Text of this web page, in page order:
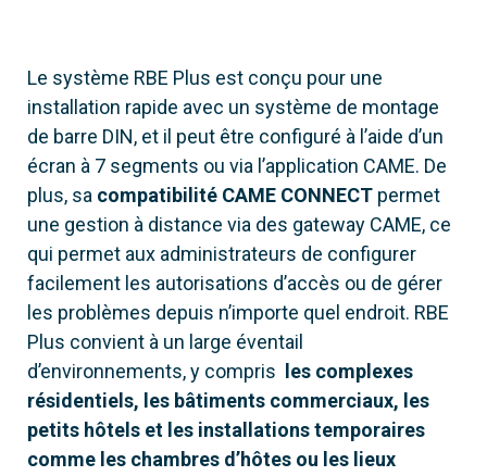
Le système RBE Plus est conçu pour une
installation rapide avec un système de montage
de barre DIN, et il peut être configuré à l’aide d’un
écran à 7 segments ou via l’application CAME. De
plus, sa compatibilité CAME CONNECT permet
une gestion à distance via des gateway CAME, ce
qui permet aux administrateurs de configurer
facilement les autorisations d’accès ou de gérer
les problèmes depuis n’importe quel endroit. RBE
Plus convient à un large éventail
d’environnements, y compris
les complexes
résidentiels, les bâtiments commerciaux, les
petits hôtels et les installations temporaires
comme les chambres d’hôtes ou les lieux